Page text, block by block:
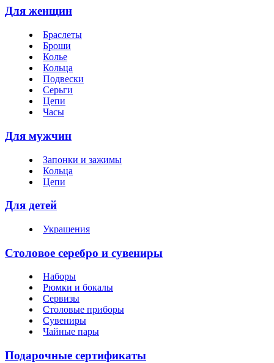
Для женщин
Браслеты
Броши
Колье
Кольца
Подвески
Серьги
Цепи
Часы
Для мужчин
Запонки и зажимы
Кольца
Цепи
Для детей
Украшения
Столовое серебро и сувениры
Наборы
Рюмки и бокалы
Сервизы
Столовые приборы
Сувениры
Чайные пары
Подарочные сертификаты